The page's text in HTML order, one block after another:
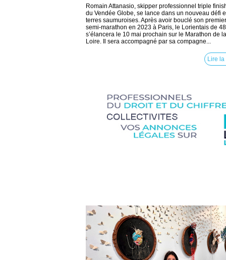
Romain Attanasio, skipper professionnel triple
du Vendée Globe, se lance dans un nouveau défi
terres saumuroises. Après avoir bouclé son premier
semi-marathon en 2023 à Paris, le Lorientais de
s’élancera le 10 mai prochain sur le Marathon de la
Loire. Il sera accompagné par sa compagne...
Lire la